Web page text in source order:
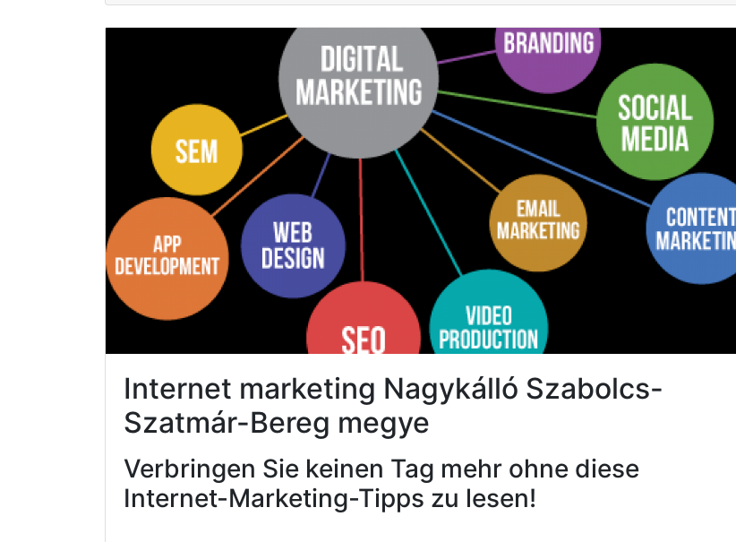
Internet marketing Nagykálló Szabolcs-
Szatmár-Bereg megye
Verbringen Sie keinen Tag mehr ohne diese
Internet-Marketing-Tipps zu lesen!